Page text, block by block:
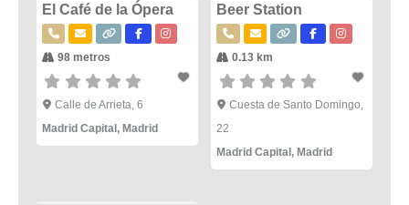
El Café de la Ópera
98 metros
Calle de Arrieta, 6
Madrid Capital, Madrid
Beer Station
0.13 km
Cuesta de Santo Domingo,
22
Madrid Capital,Madrid